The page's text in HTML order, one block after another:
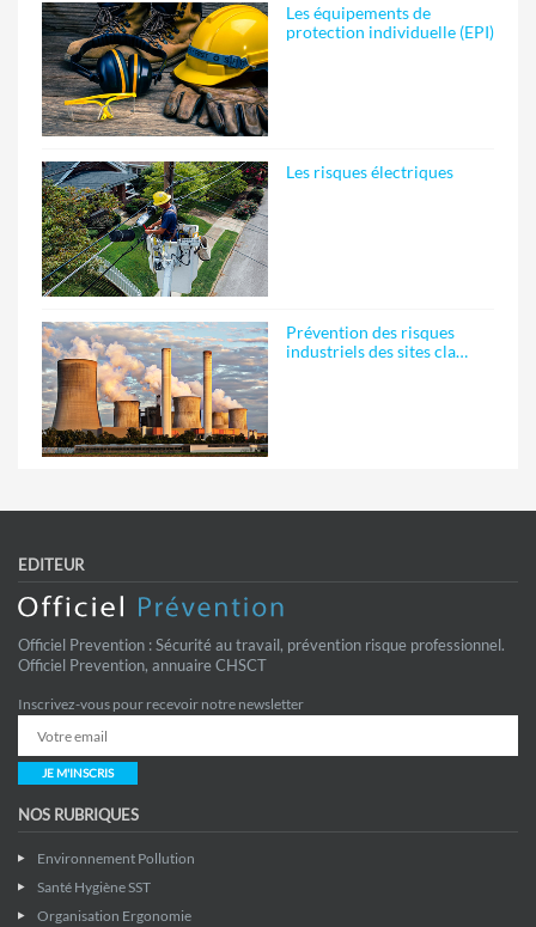
Les équipements de
protection individuelle (EPI)
Les risques électriques
Prévention des risques
industriels des sites cla…
EDITEUR
Officiel Prevention : Sécurité au travail, prévention risque professionnel.
Officiel Prevention, annuaire CHSCT
Inscrivez-vous pour recevoir notre newsletter
JE M'INSCRIS
NOS RUBRIQUES
Environnement Pollution
Santé Hygiène SST
Organisation Ergonomie